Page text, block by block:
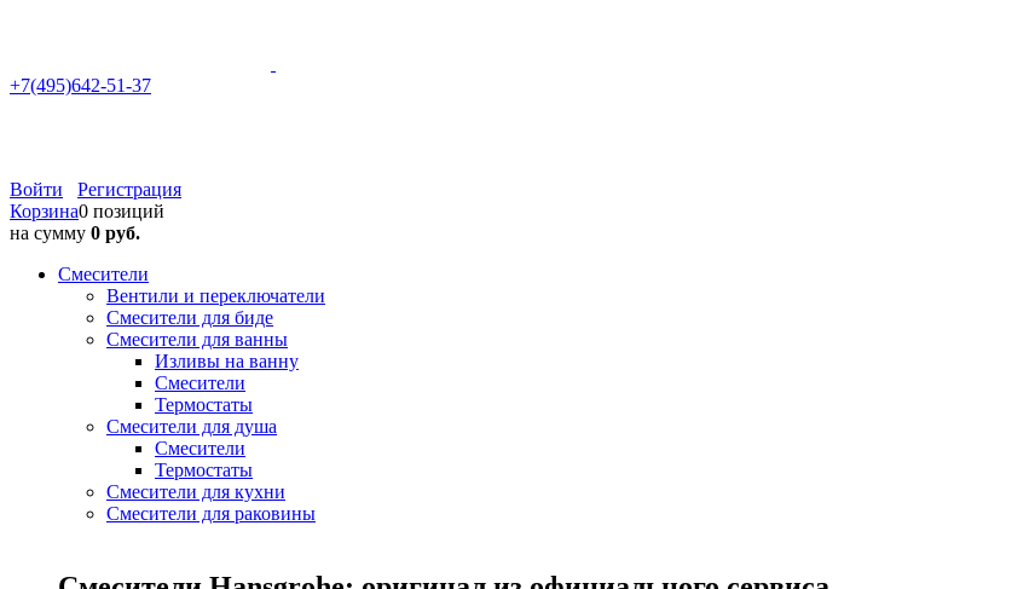
+7(495)642-51-37
Войти
Регистрация
Корзина0 позиций
на сумму 0 руб.
Смесители
Вентили и переключатели
Смесители для биде
Смесители для ванны
Изливы на ванну
Смесители
Термостаты
Смесители для душа
Смесители
Термостаты
Смесители для кухни
Смесители для раковины